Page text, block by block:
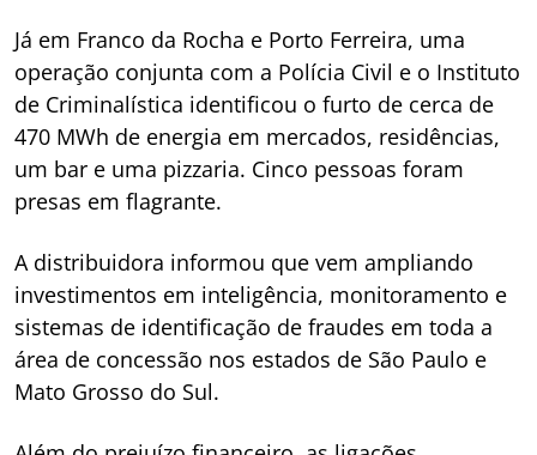
Já em Franco da Rocha e Porto Ferreira, uma
operação conjunta com a Polícia Civil e o Instituto
de Criminalística identificou o furto de cerca de
470 MWh de energia em mercados, residências,
um bar e uma pizzaria. Cinco pessoas foram
presas em flagrante.
A distribuidora informou que vem ampliando
investimentos em inteligência, monitoramento e
sistemas de identificação de fraudes em toda a
área de concessão nos estados de São Paulo e
Mato Grosso do Sul.